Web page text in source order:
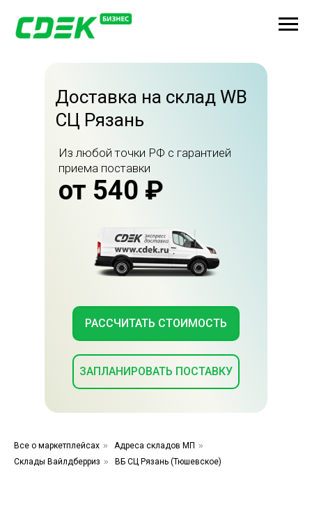
Доставка на склад WB
СЦ Рязань
Из любой точки РФ с гарантией
приема поставки
РАССЧИТАТЬ СТОИМОСТЬ
ЗАПЛАНИРОВАТЬ ПОСТАВКУ
от 540 ₽
Все о маркетплейсах » Адреса складов МП »
Склады Вайлдберриз » ВБ СЦ Рязань (Тюшевское)